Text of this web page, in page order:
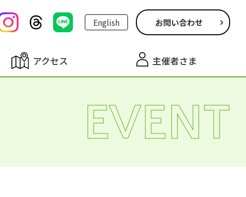
English お問い合わせ
アクセス 主催者さま
EVENT